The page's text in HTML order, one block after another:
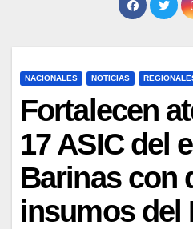
NACIONALES NOTICIAS
Fortalecen
17 ASIC del
Barinas con
insumos del